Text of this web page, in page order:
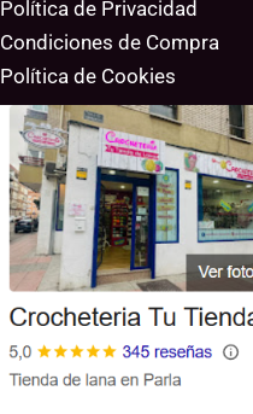
Política de Privacidad
Condiciones de Compra
Política de Cookies